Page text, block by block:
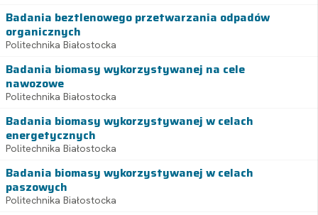
Badania beztlenowego przetwarzania odpadów
organicznych
Politechnika Białostocka
Badania biomasy wykorzystywanej na cele
nawozowe
Politechnika Białostocka
Badania biomasy wykorzystywanej w celach
energetycznych
Politechnika Białostocka
Badania biomasy wykorzystywanej w celach
paszowych
Politechnika Białostocka